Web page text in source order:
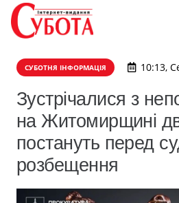
СУБОТНЯ ІНФОРМАЦІЯ 10:13,
Зустрічалися з
на Житомирщині
постануть перед
розбещення